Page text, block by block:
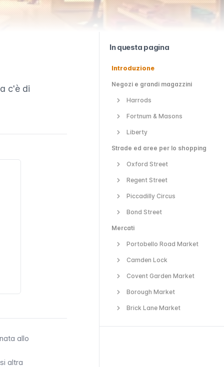
c'è di
allo
altra
In questa pagina
Introduzione
Negozi e grandi magazzini
Harrods
Fortnum & Masons
Liberty
Strade ed aree per lo shopping
Oxford Street
Regent Street
Piccadilly Circus
Bond Street
Mercati
Portobello Road Market
Camden Lock
Covent Garden Market
Borough Market
Brick Lane Market